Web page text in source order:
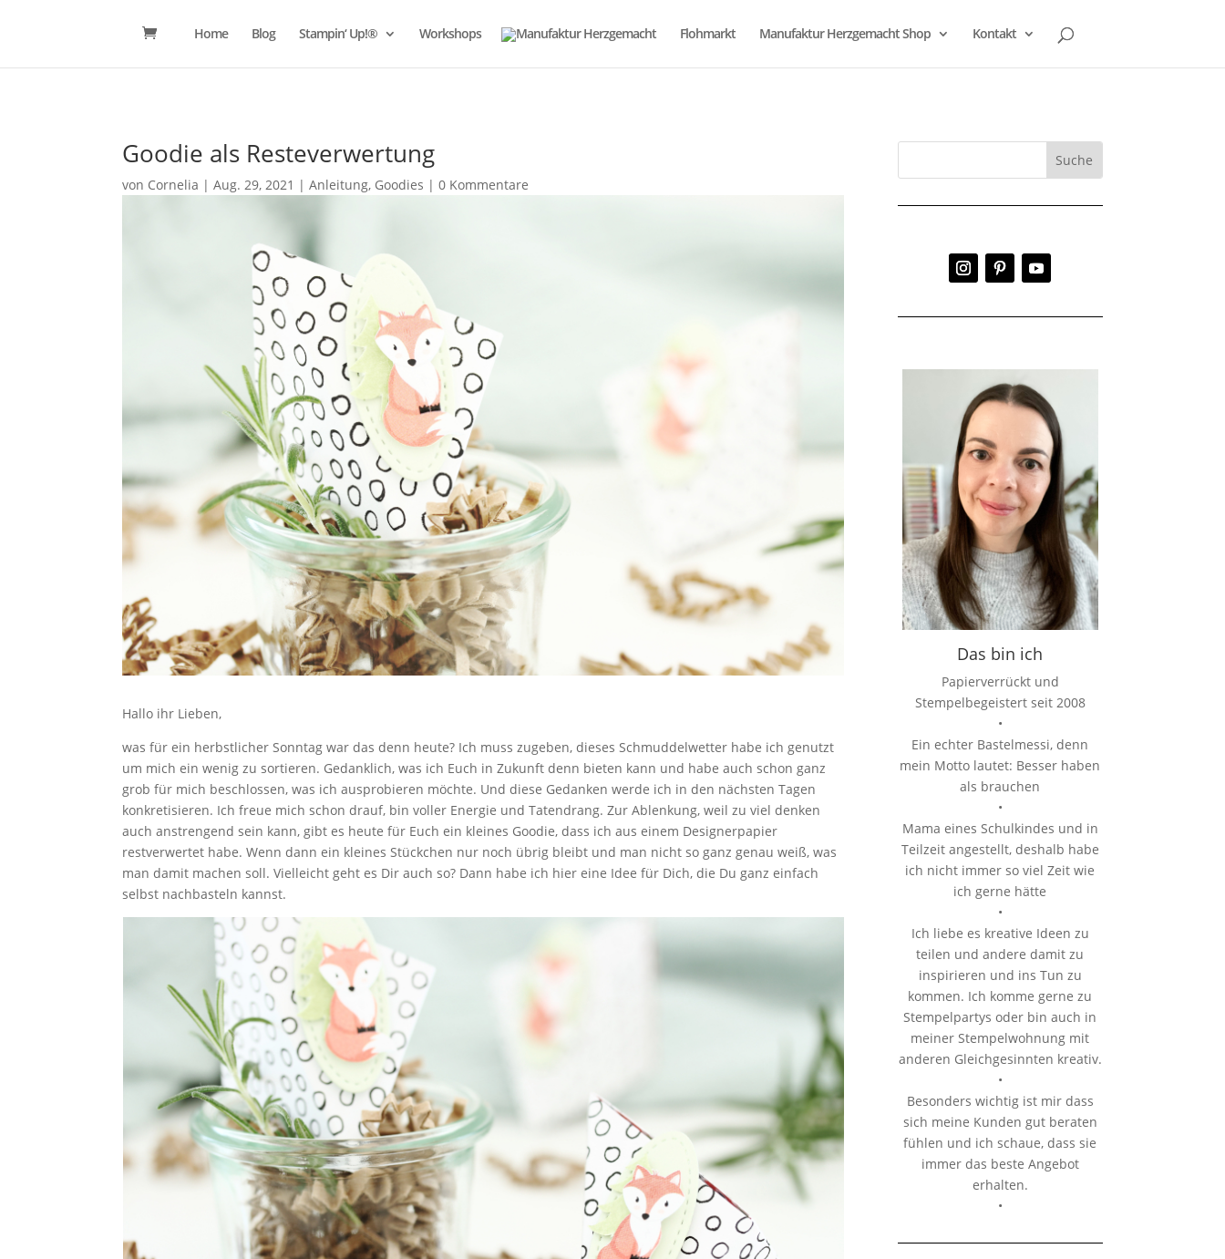
Home Blog Stampin‘ Up!® Workshops Flohmarkt Manufaktur Herzgemacht Shop Kontakt
Goodie als Resteverwertung
von Cornelia |Aug. 29, 2021 |Anleitung, Goodies |0 Kommentare
Hallo ihr Lieben,
was für ein herbstlicher Sonntag war das denn heute? Ich muss zugeben, dieses Schmuddelwetter habe ich genutzt
um mich ein wenig zu sortieren. Gedanklich, was ich Euch in Zukunft denn bieten kann und habe auch schon ganz
grob für mich beschlossen, was ich ausprobieren möchte. Und diese Gedanken werde ich in den nächsten Tagen
konkretisieren. Ich freue mich schon drauf, bin voller Energie und Tatendrang. Zur Ablenkung, weil zu viel denken
auch anstrengend sein kann, gibt es heute für Euch ein kleines Goodie, dass ich aus einem Designerpapier
restverwertet habe. Wenn dann ein kleines Stückchen nur noch übrig bleibt und man nicht so ganz genau weiß, was
man damit machen soll. Vielleicht geht es Dir auch so? Dann habe ich hier eine Idee für Dich, die Du ganz einfach
selbst nachbasteln kannst.
Das bin ich
Papierverrückt und
Stempelbegeistert seit 2008
•
Ein echter Bastelmessi, denn
mein Motto lautet: Besser haben
als brauchen
•
Mama eines Schulkindes und in
Teilzeit angestellt, deshalb habe
ich nicht immer so viel Zeit wie
ich gerne hätte
•
Ich liebe es kreative Ideen zu
teilen und andere damit zu
inspirieren und ins Tun zu
kommen. Ich komme gerne zu
Stempelpartys oder bin auch in
meiner Stempelwohnung mit
anderen Gleichgesinnten kreativ.
•
Besonders wichtig ist mir dass
sich meine Kunden gut beraten
fühlen und ich schaue, dass sie
immer das beste Angebot
erhalten.
•